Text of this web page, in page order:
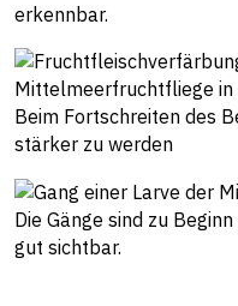
erkennbar.
Beim Fortschreiten des
stärker zu werden
Die Gänge sind zu
gut sichtbar.